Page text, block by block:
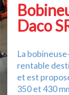
Daco
La
rentable
et est
350 et 430